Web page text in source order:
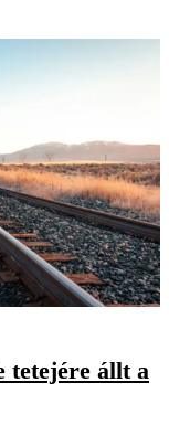
tetejére állt a